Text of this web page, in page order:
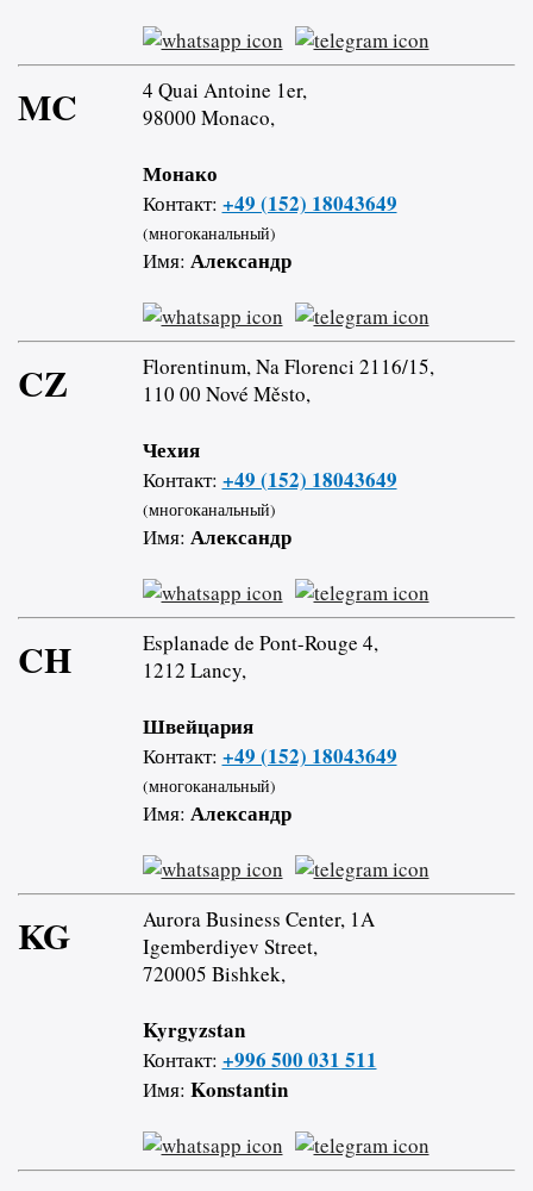
MC
4 Quai Antoine 1er,
98000 Monaco,
Монако
Контакт: +49 (152) 18043649
(многоканальный)
Имя: Александр
CZ
Florentinum, Na Florenci 2116/15,
110 00 Nové Město,
Чехия
Контакт: +49 (152) 18043649
(многоканальный)
Имя: Александр
CH
Esplanade de Pont-Rouge 4,
1212 Lancy,
Швейцария
Контакт: +49 (152) 18043649
(многоканальный)
Имя: Александр
KG
Aurora Business Center, 1A
Igemberdiyev Street,
720005 Bishkek,
Kyrgyzstan
Контакт: +996 500 031 511
Имя: Konstantin